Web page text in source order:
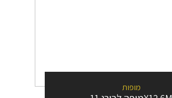
מופות